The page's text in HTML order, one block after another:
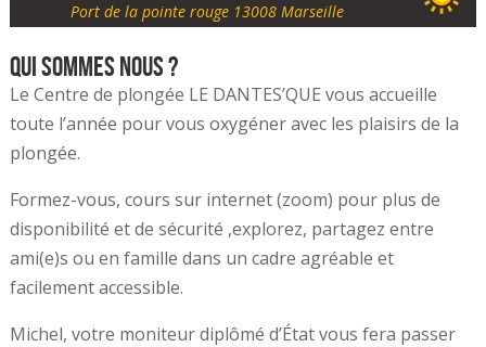
Port de la pointe rouge 13008 Marseille
Qui sommes nous ?
Le Centre de plongée LE DANTES’QUE vous accueille
toute l’année pour vous oxygéner avec les plaisirs de la
plongée.
Formez-vous, cours sur internet (zoom) pour plus de
disponibilité et de sécurité ,explorez, partagez entre
ami(e)s ou en famille dans un cadre agréable et
facilement accessible.
Michel, votre moniteur diplômé d’État vous fera passer